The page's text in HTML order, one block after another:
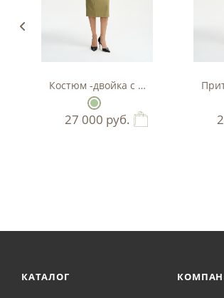
Костюм -двойка с
27 000 руб.
КАТАЛОГ